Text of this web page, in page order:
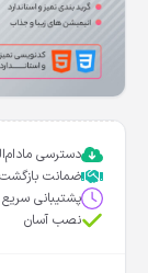
دسترسی
ضمانت
پشتیبانی سریع
نصب آسان